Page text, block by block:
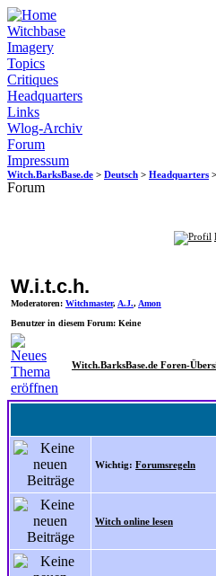
Witchbase
Imagery
Topics
Critiques
Headquarters
Links
Wlog-Archiv
Forum
Impressum
Witch.BarksBase.de > Deutsch > Headquarters
Forum
W.i.t.c.h.
Moderatoren: Witchmaster, A.J., Amon
Benutzer in diesem Forum: Keine
Witch.BarksBase.de Foren-
Wichtig: Forumsregeln
Witch online lesen